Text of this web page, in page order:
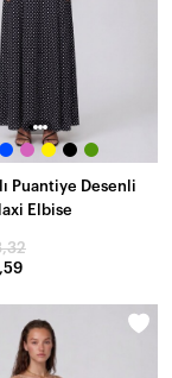
Puantiye Desenli
Elbise